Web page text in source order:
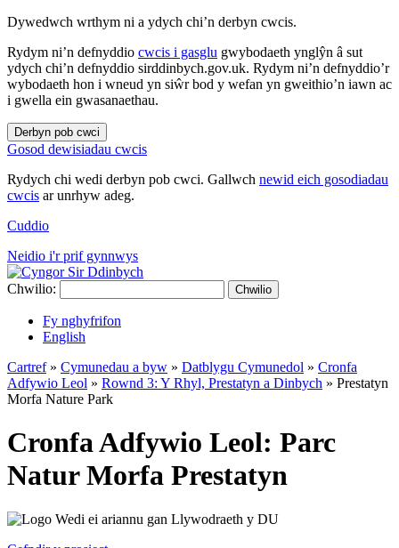
Dywedwch wrthym ni a ydych chi’n derbyn cwcis.
Rydym ni’n defnyddio cwcis i gasglu gwybodaeth ynglŷn â sut
ydych chi’n defnyddio sirddinbych.gov.uk. Rydym ni’n defnyddio’r
wybodaeth hon i wneud yn siŵr bod y wefan yn gweithio’n iawn ac
i gwella ein gwasanaethau.
Derbyn pob cwci
Gosod dewisiadau cwcis
Rydych chi wedi derbyn pob cwci. Gallwch newid eich gosodiadau
cwcis ar unrhyw adeg.
Cuddio
Neidio i'r prif gynnwys
Chwilio: Chwilio
Fy nghyfrifon
English
Cartref» Cymunedau a byw » Datblygu Cymunedol » Cronfa
Adfywio Leol » Rownd 3: Y Rhyl, Prestatyn a Dinbych » Prestatyn
Morfa Nature Park
Cronfa Adfywio Leol: Parc
Natur Morfa Prestatyn